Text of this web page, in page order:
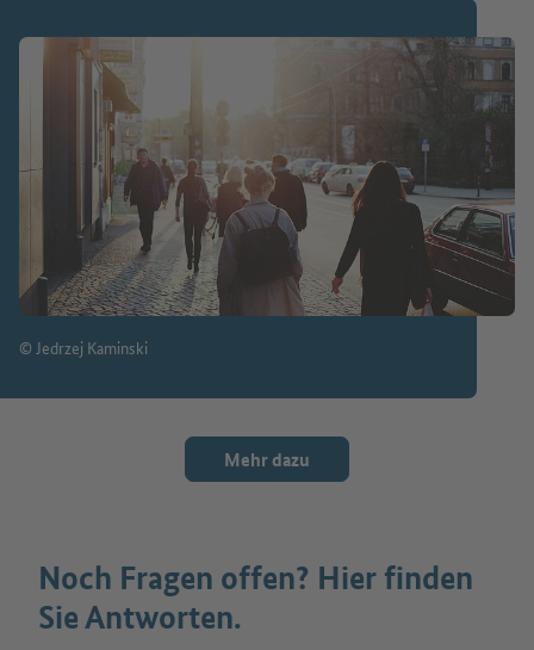
Mehr dazu
© Jedrzej Kaminski
Noch Fragen offen? Hier finden
Sie Antworten.